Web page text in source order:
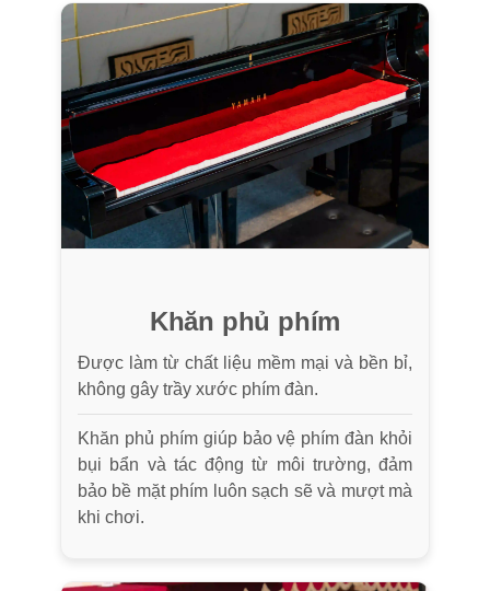
Khăn phủ phím
Được làm từ chất liệu mềm mại và bền bỉ,
không gây trầy xước phím đàn.
Khăn phủ phím giúp bảo vệ phím đàn khỏi
bụi bẩn và tác động từ môi trường, đảm
bảo bề mặt phím luôn sạch sẽ và mượt mà
khi chơi.